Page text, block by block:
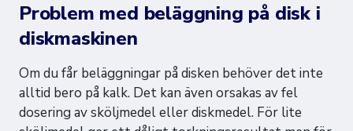
Problem med beläggning på disk i
diskmaskinen
Om du får beläggningar på disken behöver det inte
alltid bero på kalk. Det kan även orsakas av fel
dosering av sköljmedel eller diskmedel. För lite